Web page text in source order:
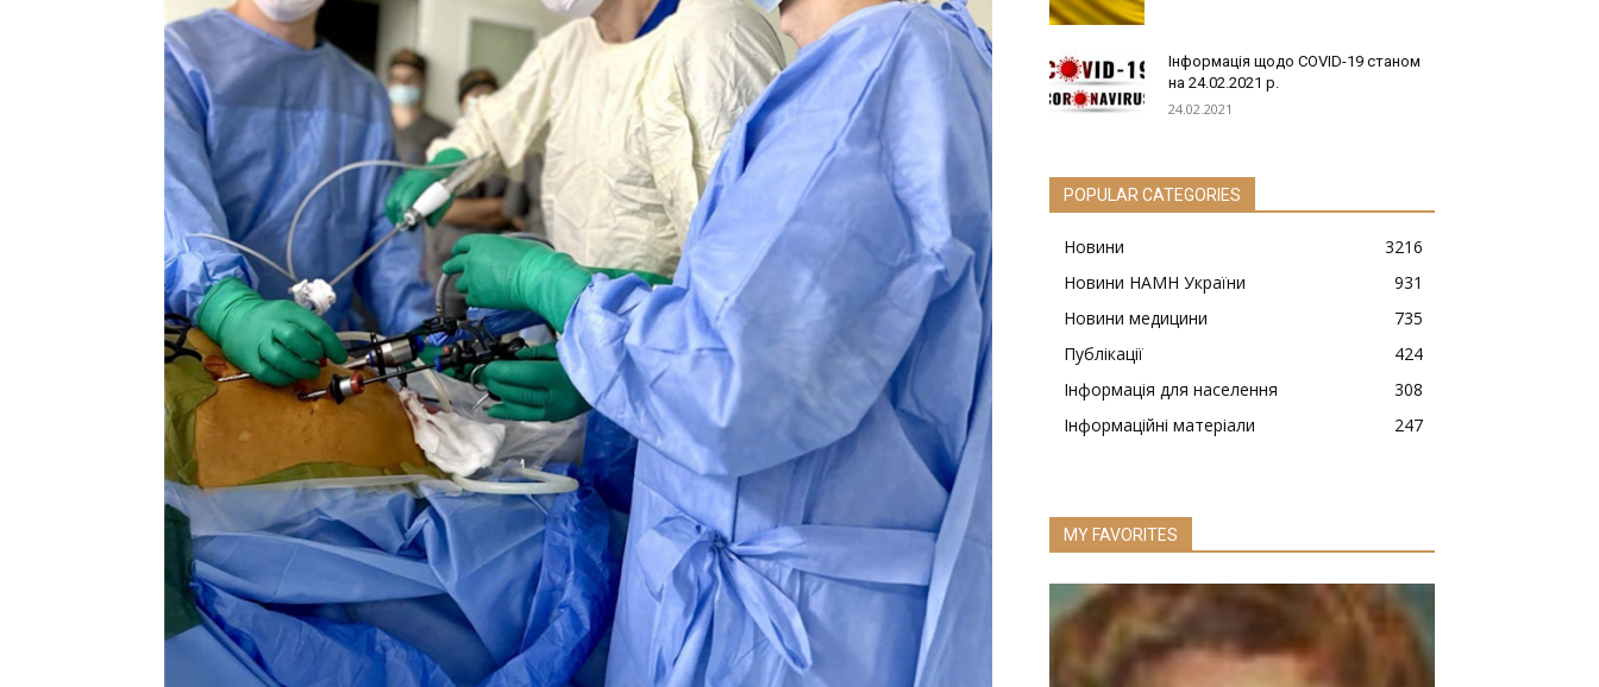
Інформація щодо COVID-19 станом
на 24.02.2021 р.
24.02.2021
POPULAR CATEGORIES
Новини
3216
Новини НАМН України
931
Новини медицини
735
Публікації
424
Інформація для населення
308
Інформаційні матеріали
247
MY FAVORITES